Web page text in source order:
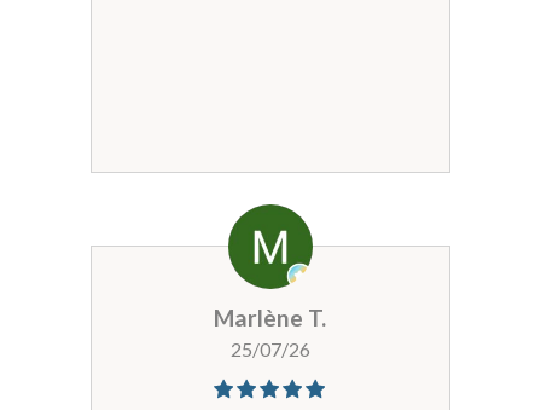
Marlène T.
25/07/26